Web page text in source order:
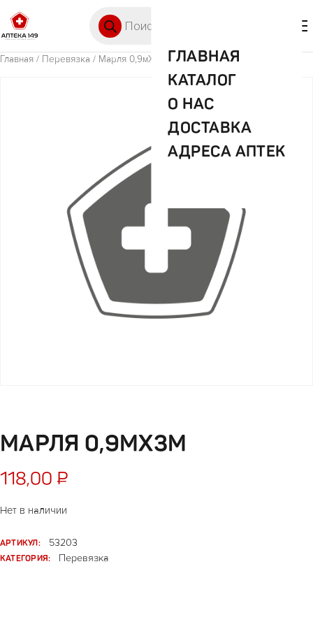
ГЛАВНАЯ
КАТАЛОГ
О НАС
ДОСТАВКА
АДРЕСА АПТЕК
Главная / Перевязка / Марля 0,9мХ3м
МАРЛЯ 0,9МХ3М
118,00 ₽
Нет в наличии
АРТИКУЛ:
53203
КАТЕГОРИЯ:
Перевязка